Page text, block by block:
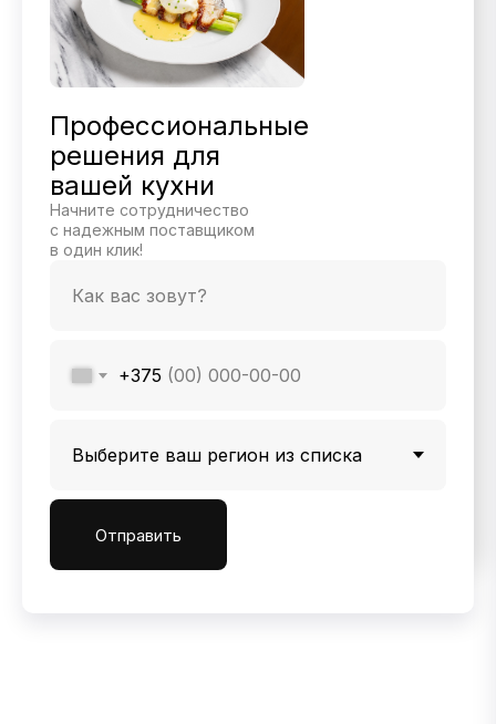
Профессиональные
решения для
вашей кухни
Начните сотрудничество
с надежным поставщиком
в один клик!
+375
Отправить